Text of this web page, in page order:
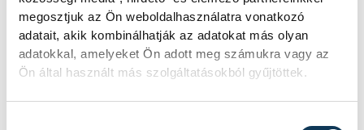
megosztjuk az Ön weboldalhasználatra vonatkozó
adatait, akik kombinálhatják az adatokat más olyan
adatokkal, amelyeket Ön adott meg számukra vagy az
Ön által használt más szolgáltatásokból gyűjtöttek.
SZERZŐ
vehir.hu